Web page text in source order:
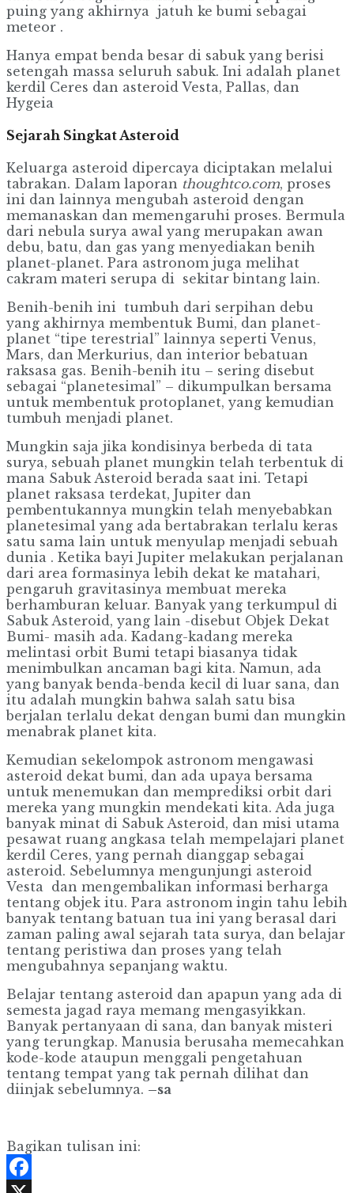
puing yang akhirnya jatuh ke bumi sebagai
meteor .
Hanya empat benda besar di sabuk yang berisi
setengah massa seluruh sabuk. Ini adalah planet
kerdil Ceres dan asteroid Vesta, Pallas, dan
Hygeia
Sejarah Singkat Asteroid
Keluarga asteroid dipercaya diciptakan melalui
tabrakan. Dalam laporan thoughtco.com, proses
ini dan lainnya mengubah asteroid dengan
memanaskan dan memengaruhi proses. Bermula
dari nebula surya awal yang merupakan awan
debu, batu, dan gas yang menyediakan benih
planet-planet. Para astronom juga melihat
cakram materi serupa di sekitar bintang lain.
Benih-benih ini tumbuh dari serpihan debu
yang akhirnya membentuk Bumi, dan planet-
planet “tipe terestrial” lainnya seperti Venus,
Mars, dan Merkurius, dan interior bebatuan
raksasa gas. Benih-benih itu – sering disebut
sebagai “planetesimal” – dikumpulkan bersama
untuk membentuk protoplanet, yang kemudian
tumbuh menjadi planet.
Mungkin saja jika kondisinya berbeda di tata
surya, sebuah planet mungkin telah terbentuk di
mana Sabuk Asteroid berada saat ini. Tetapi
planet raksasa terdekat, Jupiter dan
pembentukannya mungkin telah menyebabkan
planetesimal yang ada bertabrakan terlalu keras
satu sama lain untuk menyulap menjadi sebuah
dunia . Ketika bayi Jupiter melakukan perjalanan
dari area formasinya lebih dekat ke matahari,
pengaruh gravitasinya membuat mereka
berhamburan keluar. Banyak yang terkumpul di
Sabuk Asteroid, yang lain -disebut Objek Dekat
Bumi- masih ada. Kadang-kadang mereka
melintasi orbit Bumi tetapi biasanya tidak
menimbulkan ancaman bagi kita. Namun, ada
yang banyak benda-benda kecil di luar sana, dan
itu adalah mungkin bahwa salah satu bisa
berjalan terlalu dekat dengan bumi dan mungkin
menabrak planet kita.
Kemudian sekelompok astronom mengawasi
asteroid dekat bumi, dan ada upaya bersama
untuk menemukan dan memprediksi orbit dari
mereka yang mungkin mendekati kita. Ada juga
banyak minat di Sabuk Asteroid, dan misi utama
pesawat ruang angkasa telah mempelajari planet
kerdil Ceres, yang pernah dianggap sebagai
asteroid. Sebelumnya mengunjungi asteroid
Vesta dan mengembalikan informasi berharga
tentang objek itu. Para astronom ingin tahu lebih
banyak tentang batuan tua ini yang berasal dari
zaman paling awal sejarah tata surya, dan belajar
tentang peristiwa dan proses yang telah
mengubahnya sepanjang waktu.
Belajar tentang asteroid dan apapun yang ada di
semesta jagad raya memang mengasyikkan.
Banyak pertanyaan di sana, dan banyak misteri
yang terungkap. Manusia berusaha memecahkan
kode-kode ataupun menggali pengetahuan
tentang tempat yang tak pernah dilihat dan
diinjak sebelumnya. –sa
Bagikan tulisan ini: